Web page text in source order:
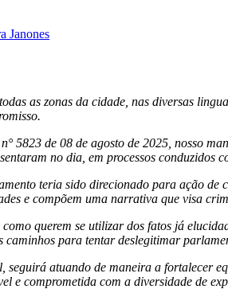
Janones
as zonas da cidade, nas diversas
de 08 de agosto de 2025, nosso
no dia, em processos conduzidos
teria sido direcionado para ação
e compõem uma narrativa que visa
querem se utilizar dos fatos já
para tentar deslegitimar
atuando de maneira a fortalecer
e comprometida com a diversidade de